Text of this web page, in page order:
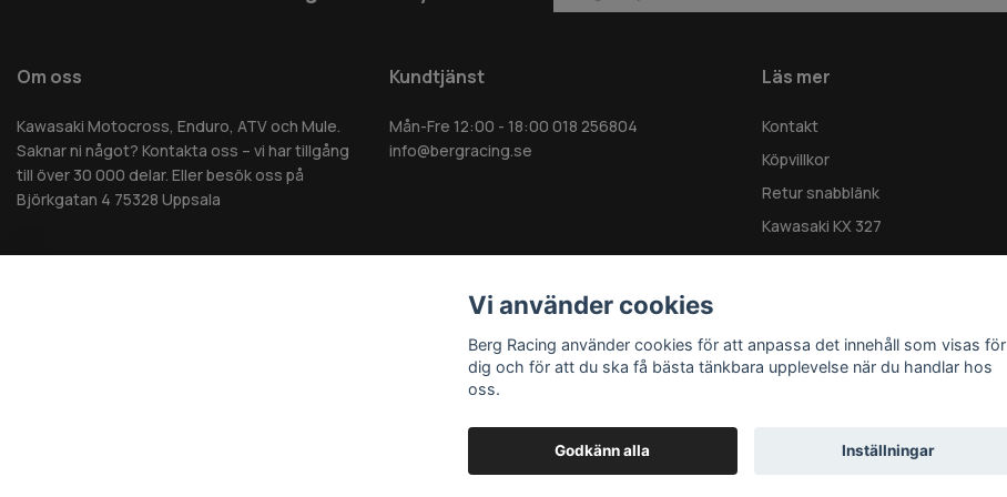
Om oss
Kawasaki Motocross, Enduro, ATV och Mule.
Saknar ni något? Kontakta oss – vi har tillgång
till över 30 000 delar. Eller besök oss på
Björkgatan 4 75328 Uppsala
Kundtjänst
Mån-Fre 12:00 - 18:00 018 256804
info@bergracing.se
Läs mer
Kontakt
Köpvillkor
Retur snabblänk
Kawasaki KX 327
Vi använder cookies
Berg Racing använder cookies för att anpassa det innehåll som visas för
dig och för att du ska få bästa tänkbara upplevelse när du handlar hos
oss.
Godkänn alla Inställningar